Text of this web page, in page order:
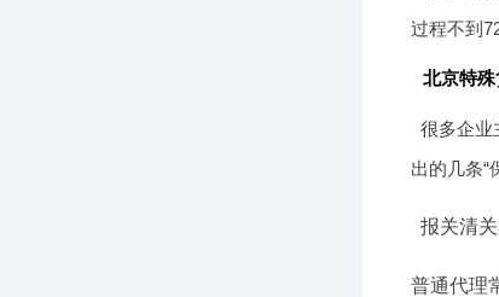
过程不到
北京特殊
很多企业
出的几条“
报关清
普通代理